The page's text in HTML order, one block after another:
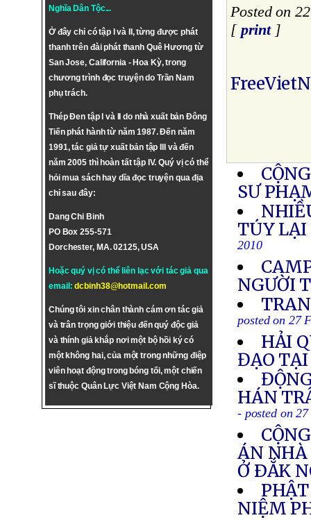
Nghĩa Dân Tộc...
Ở đây chỉ có tập I và II, từng được phát
thanh trên đài phát thanh Quê Hương từ
San Jose, California - Hoa Kỳ, trong
chương trình đọc truyện do Trần Nam
phụ trách.
Thép Đen tập I và II do nhà xuất bản Đông
Tiến phát hành từ năm 1987. Đến năm
1991, tác giả tự xuất bản tập III và đến
năm 2005 thì hoàn tất tập IV. Quý vị có thể
hỏi mua sách hay dĩa đọc truyện qua địa
chỉ sau đây:
Dang Chi Binh
PO Box 255-571
Dorchester, MA. 02125, USA
Hoặc quý vị có thể liên lạc với tác giả qua
email:dcbinh38@hotmail.com
Chúng tôi xin chân thành cám ơn tác giả
và trân trọng giới thiệu đến quý độc giả
và thính giả khắp nơi một bộ hồi ký có
một không hai, của một trong những điệp
viên hoạt động trong bóng tối, một chiến
sĩ thuộc Quân Lực Việt Nam Cộng Hòa.
Posted on
[ print]
SƯ
TÚY
2010
NGƯỜI
posted on 27
HẢI
ĐẠO
HÁN
- posted on
ÁN NHÀ
Ở ÐẮK
NIỆM